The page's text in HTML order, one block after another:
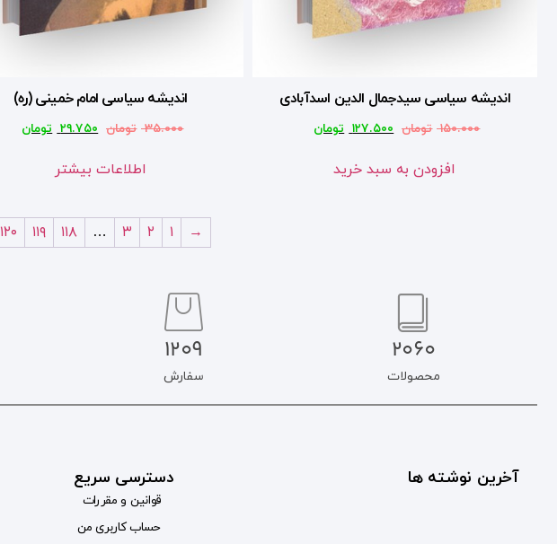
اندیشه سیاسی سیدجمال الدین اسدآبادی
۱۵۰.۰۰۰ تومان ۱۲۷.۵۰۰ تومان
افزودن به سبد خرید
اندیشه سیاسی امام خمینی (ره)
۳۵.۰۰۰ تومان ۲۹.۷۵۰ تومان
اطلاعات بیشتر
→ ۱ ۲ ۳ … ۱۱۸ ۱۱۹ ۱۲۰
2060
محصولات
1209
سفارش
آخرین نوشته ها دسترسی سریع
قوانین و مقررات
حساب کاربری من